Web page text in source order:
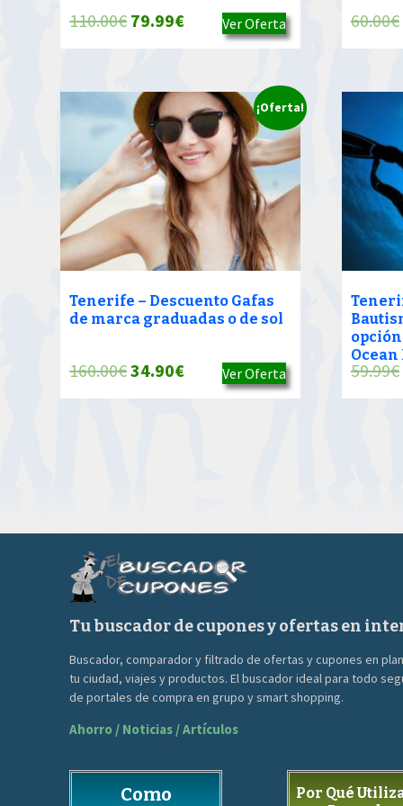
110.00€El
precio
era:
110.00€.
79.99€El
precio
es:
79.99€.
Ver Oferta 60.00€
¡Oferta!
Tenerife – Descuento Gafas
de marca graduadas o de sol
160.00€El
precio
34.90€El
precio
Ver Oferta
Ocean
59.99€
Tu buscador de cupones y ofertas en
Buscador, comparador y filtrado de ofertas y cupones en
tu ciudad, viajes y productos. El buscador ideal para todo
de portales de compra en grupo y smart shopping.
Ahorro / Noticias / Artículos
Como
Por Qué